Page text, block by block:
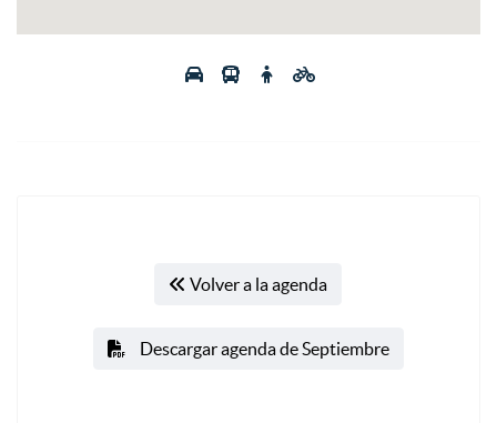
Volver a la agenda
Descargar agenda de Septiembre